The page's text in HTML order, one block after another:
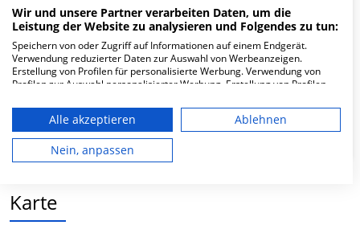
Dr.-Hiller-Str. 33
85221 Dachau
Wie ist die Telefonnummer von MVZ KfH-
Gesundheitszentrum Emmering-Dachau
Dialysezweigpraxis Dachau?
Karte
Wir und unsere Partner verarbeiten Daten, um die
Leistung der Website zu analysieren und Folgendes zu tun:
Speichern von oder Zugriff auf Informationen auf einem Endgerät.
Verwendung reduzierter Daten zur Auswahl von Werbeanzeigen.
Erstellung von Profilen für personalisierte Werbung. Verwendung von
Profilen zur Auswahl personalisierter Werbung. Erstellung von Profilen
personalisierter Inhalte. Messung der Werbeleistung. Messung der
Performance von Inhalten. Analyse von Zielgruppen durch Statistiken
oder Kombinationen von Daten aus verschiedenen Quellen. Entwicklung
und Verbesserung der Angebote. Verwendung reduzierter Daten zur
Auswahl von Inhalten.
Ihre Einwilligung und die cookie Richtlinie gelten ausschließlich für diese
Website/App.
Alle akzeptieren
Ablehnen
Nein, anpassen